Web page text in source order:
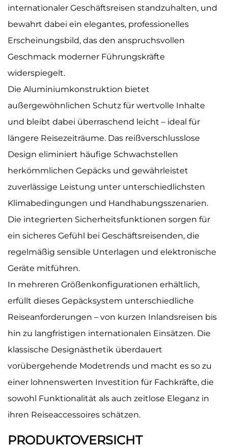
internationaler Geschäftsreisen standzuhalten, und
bewahrt dabei ein elegantes, professionelles
Erscheinungsbild, das den anspruchsvollen
Geschmack moderner Führungskräfte
widerspiegelt.
Die Aluminiumkonstruktion bietet
außergewöhnlichen Schutz für wertvolle Inhalte
und bleibt dabei überraschend leicht – ideal für
längere Reisezeiträume. Das reißverschlusslose
Design eliminiert häufige Schwachstellen
herkömmlichen Gepäcks und gewährleistet
zuverlässige Leistung unter unterschiedlichsten
Klimabedingungen und Handhabungsszenarien.
Die integrierten Sicherheitsfunktionen sorgen für
ein sicheres Gefühl bei Geschäftsreisenden, die
regelmäßig sensible Unterlagen und elektronische
Geräte mitführen.
In mehreren Größenkonfigurationen erhältlich,
erfüllt dieses Gepäcksystem unterschiedliche
Reiseanforderungen – von kurzen Inlandsreisen bis
hin zu langfristigen internationalen Einsätzen. Die
klassische Designästhetik überdauert
vorübergehende Modetrends und macht es so zu
einer lohnenswerten Investition für Fachkräfte, die
sowohl Funktionalität als auch zeitlose Eleganz in
ihren Reiseaccessoires schätzen.
PRODUKTOVERSICHT